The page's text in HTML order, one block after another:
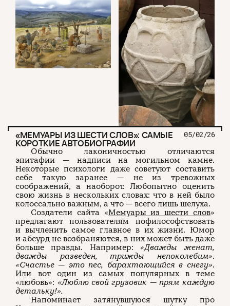
«МЕМУАРЫ ИЗ ШЕСТИ СЛОВ»: САМЫЕ
КОРОТКИЕ АВТОБИОГРАФИИ
05/02/26
Обычно лаконичностью отличаются
эпитафии — надписи на могильном камне.
Некоторые психологи даже советуют составить
себе такую заранее — не из тревожных
соображений, а наоборот. Любопытно оценить
свою жизнь в нескольких словах: что в ней было
колоссально важным, а что — всего лишь шелуха.
Создатели сайта «Мемуары из шести слов»
предлагают пользователям пофилософствовать
и вычленить самое главное в их жизни. Юмор
и абсурд не возбраняются, в них может быть даже
больше правды. Например: «Дважды женат,
дважды разведен, трижды непоколебим».
«Счастье — это пес, барахтающийся в снегу».
Или вот один из самых популярных в теме
«любовь»: «Люблю свой грузовик — прям каждую
детальку!».
Напоминает затянувшуюся шутку про